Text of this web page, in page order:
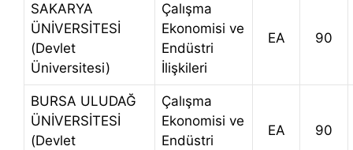
SAKARYA
ÜNİVERSİTESİ
(Devlet
Üniversitesi)
Çalışma
Ekonomisi ve
Endüstri
İlişkileri
EA 90
BURSA ULUDAĞ
ÜNİVERSİTESİ
(Devlet
Çalışma
Ekonomisi ve
Endüstri
EA 90